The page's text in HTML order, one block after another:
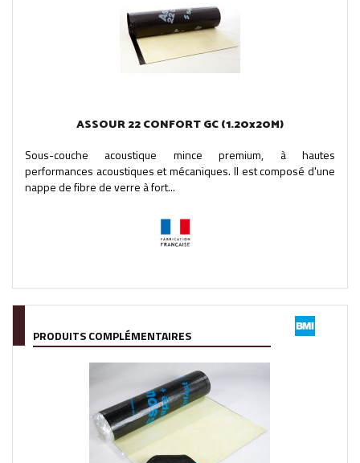
ASSOUR 22 CONFORT GC (1.20x20M)
Sous-couche acoustique mince premium, à hautes
performances acoustiques et mécaniques. Il est composé d'une
nappe de fibre de verre à fort...
PRODUITS COMPLÉMENTAIRES